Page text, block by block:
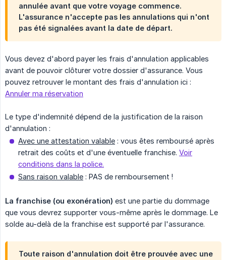
annulée avant que votre voyage commence.
L'assurance n'accepte pas les annulations qui n'ont
pas été signalées avant la date de départ.
Vous devez d'abord payer les frais d'annulation applicables
avant de pouvoir clôturer votre dossier d'assurance. Vous
pouvez retrouver le montant des frais d'annulation ici :
Annuler ma réservation
Le type d'indemnité dépend de la justification de la raison
d'annulation :
Avec une attestation valable : vous êtes remboursé après
retrait des coûts et d'une éventuelle franchise. Voir
conditions dans la police.
Sans raison valable : PAS de remboursement !
La franchise (ou exonération) est une partie du dommage
que vous devrez supporter vous-même après le dommage. Le
solde au-delà de la franchise est supporté par l'assurance.
Toute raison d'annulation doit être prouvée avec une